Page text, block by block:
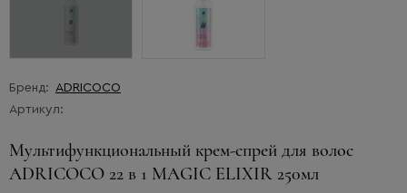
Бренд: ADRICOCO
Артикул:
Мультифункциональный крем-спрей для волос
ADRICOCO 22 в 1 MAGIC ELIXIR 250мл